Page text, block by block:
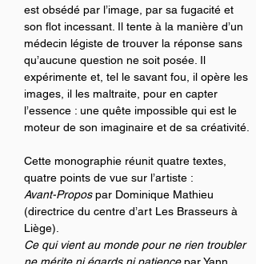
est obsédé par l’image, par sa fugacité et
son flot incessant. Il tente à la manière d’un
médecin légiste de trouver la réponse sans
qu’aucune question ne soit posée. Il
expérimente et, tel le savant fou, il opère les
images, il les maltraite, pour en capter
l’essence : une quête impossible qui est le
moteur de son imaginaire et de sa créativité.
Cette monographie réunit quatre textes,
quatre points de vue sur l’artiste :
Avant-Propos par Dominique Mathieu
(directrice du centre d’art Les Brasseurs à
Liège).
Ce qui vient au monde pour ne rien troubler
ne mérite ni égards ni patience par Yann